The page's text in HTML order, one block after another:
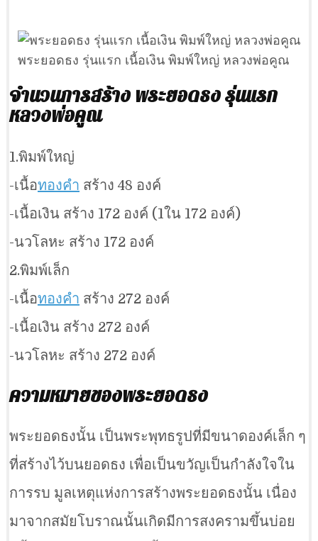
พระยอดธง รุ่นแรก เนื้อเงิน พิมพ์ใหญ่ หลวงพ่อคูณ
จำนวนการสร้าง พระยอดธง รุ่นแรก
หลวงพ่อคูณ
1.พิมพ์ใหญ่
-เนื้อทองคำ สร้าง 48 องค์
-เนื้อเงิน สร้าง 172 องค์ (1ใน 172 องค์)
-นวโลหะ สร้าง 172 องค์
2.พิมพ์เล็ก
-เนื้อทองคำ สร้าง 272 องค์
-เนื้อเงิน สร้าง 272 องค์
-นวโลหะ สร้าง 272 องค์
ความหมายของพระยอดธง
พระยอดธงนั้น เป็นพระพุทธรูปที่มีขนาดองค์เล็ก ๆ
ที่สร้างไว้บนยอดธง เพื่อเป็นขวัญเป็นกำลังใจใน
การรบ มูลเหตุแห่งการสร้างพระยอดธงนั้น เนื่อง
มาจากสมัยโบราณนั้นเกิดมีการสงครามขึ้นบ่อย